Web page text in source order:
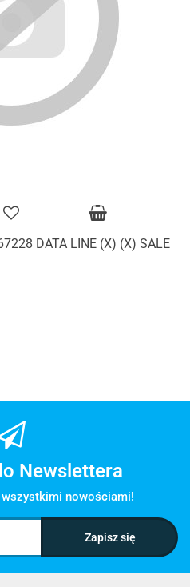
DATA LINE (X) (X) SALE
Newslettera
nowościami!